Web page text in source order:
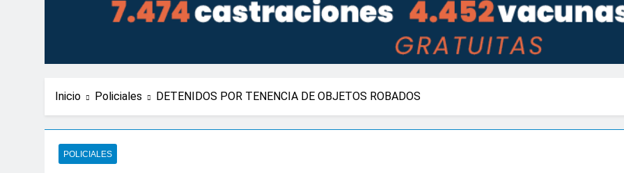
Inicio Policiales DETENIDOS POR TENENCIA DE OBJETOS ROBADOS
POLICIALES